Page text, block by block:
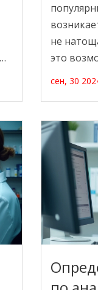
и
не
это
правила
Это
сен, 30